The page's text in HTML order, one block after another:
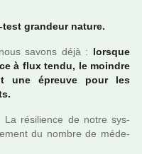
gran­deur nature.
savons déjà :
lors­que
à flux tendu, le moin­dre
une épreuve pour les
La rési­lience de notre sys­
du nombre de méde­